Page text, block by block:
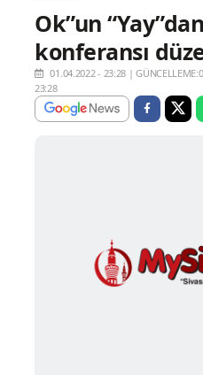
Ok”un
konferansı
01.04.2022 - 23:28 |
23:28